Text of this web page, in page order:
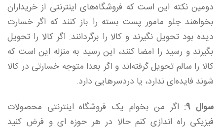
دومین نکته این است که فروشگاه‌های اینترنتی از خریداران
بخواهند جلو مامور پست بسته را باز کنند که اگر خسارت
دیده بود تحویل نگیرند و کالا را برگردانند. اگر کالا را تحویل
بگیرند و رسید را امضا کنند، این رسید به منزله این است که
کالا را سالم تحویل گرفته‌اند و اگر بعدا متوجه خسارتی در کالا
شوند فایده‌ای ندارد، یا دردسرهایی دارد.
سوال 9:
اگر من بخوام یک فروشگاه اینترنتی محصولات
فیزیکی راه اندازی کنم حالا در هر حوزه ای و فرض کنید